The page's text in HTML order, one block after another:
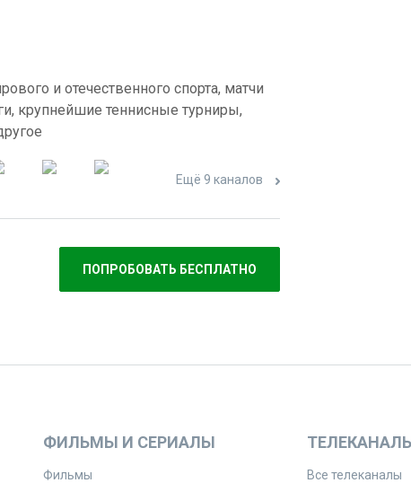
и отечественного спорта, матчи
крупнейшие теннисные турниры,
Ещё 9 каналов
ПОПРОБОВАТЬ БЕСПЛАТНО
ФИЛЬМЫ И СЕРИАЛЫ
Фильмы
Все телеканалы